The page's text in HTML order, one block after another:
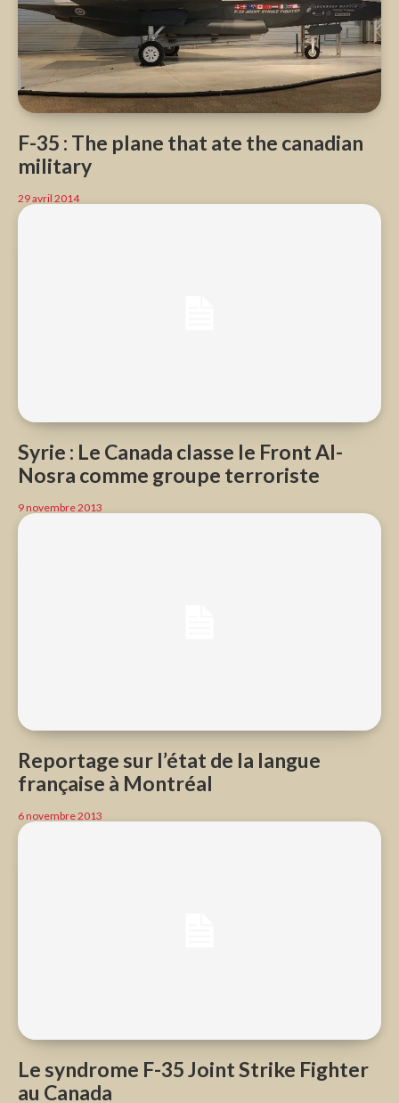
F-35 : The plane that ate the canadian
military
29 avril 2014
Syrie : Le Canada classe le Front Al-
Nosra comme groupe terroriste
9 novembre 2013
Reportage sur l’état de la langue
française à Montréal
6 novembre 2013
Le syndrome F-35 Joint Strike Fighter
au Canada